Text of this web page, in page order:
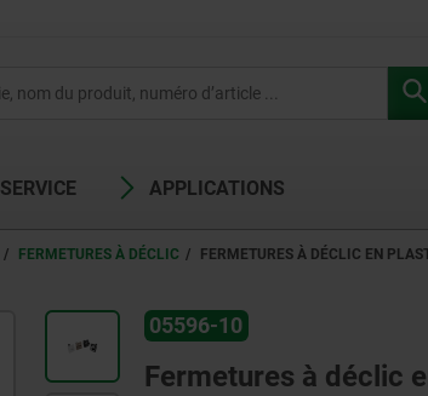
SERVICE APPLICATIONS
FERMETURES À DÉCLIC FERMETURES À DÉCLIC EN
05596-10
Fermetures à déclic